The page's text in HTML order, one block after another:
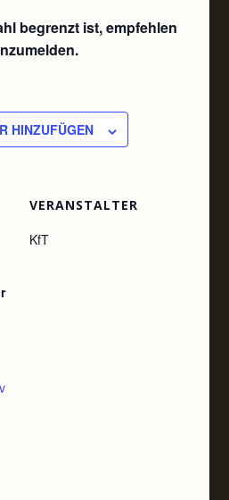
begrenzt ist, empfehlen
HINZUFÜGEN
VERANSTALTER
KfT